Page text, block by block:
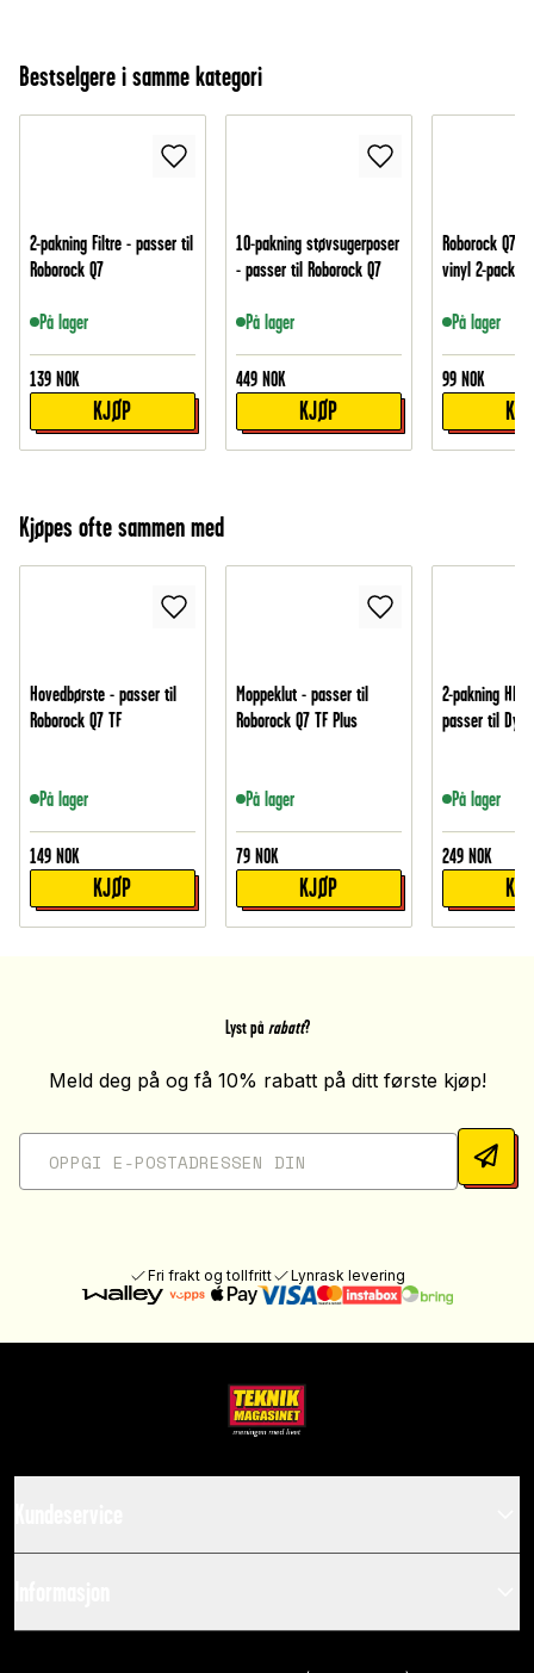
Bestselgere i samme kategori
2-pakning Filtre - passer til
Roborock Q7
På lager
139 NOK
KJØP
10-pakning støvsugerposer
- passer til Roborock Q7
På lager
449 NOK
KJØP
Roborock Q7
vinyl 2-pack,
På lager
99 NOK
Kjøpes ofte sammen med
Hovedbørste - passer til
Roborock Q7 TF
På lager
149 NOK
KJØP
Moppeklut - passer til
Roborock Q7 TF Plus
På lager
79 NOK
KJØP
2-pakning
passer til
På lager
249 NOK
Lyst på rabatt?
Meld deg på og få 10% rabatt på ditt første kjøp!
Fri frakt og tollfritt Lynrask levering